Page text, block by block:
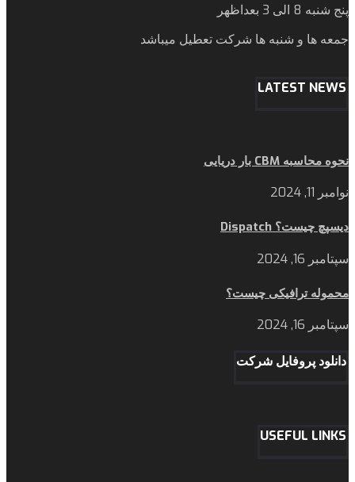
پنج شنبه 8 الی 3 بعداظهر
جمعه ها و شنبه ها شرکت تعطیل میباشد
LATEST NEWS
نحوه محاسبه CBM بار دریایی
نوامبر 11, 2024
دیسپچ چیست؟ Dispatch
سپتامبر 16, 2024
محموله ترافیکی چیست؟
سپتامبر 16, 2024
دانلود پروفایل شرکت
USEFUL LINKS